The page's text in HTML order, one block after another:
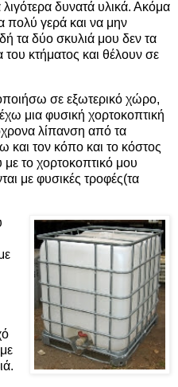
δυνατά υλικά. Ακόμα
πολύ γερά και να μην
τα δύο σκυλιά μου δεν τα
κτήματος και θέλουν σε
σε εξωτερικό χώρο,
μια φυσική χορτοκοπτική
λίπανση από τα
και τον κόπο και το κόστος
με το χορτοκοπτικό μου
με φυσικές τροφές(τα